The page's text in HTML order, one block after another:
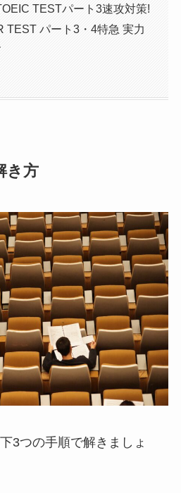
TESTパート3速攻対策!
TEST パート3・4特急 実力
き方
3つの手順で解きましょ